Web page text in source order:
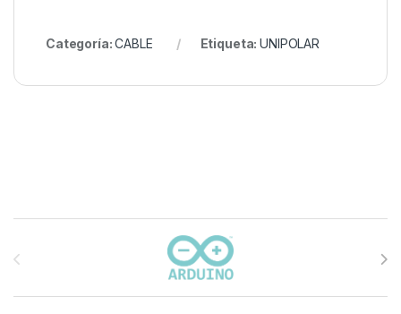
Categoría:CABLE Etiqueta:UNIPOLAR
Carrusel de marcas